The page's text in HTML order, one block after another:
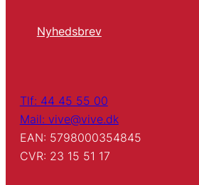
Nyhedsbrev
Tlf: 44 45 55 00
Mail: vive@vive.dk
EAN: 5798000354845
CVR: 23 15 51 17